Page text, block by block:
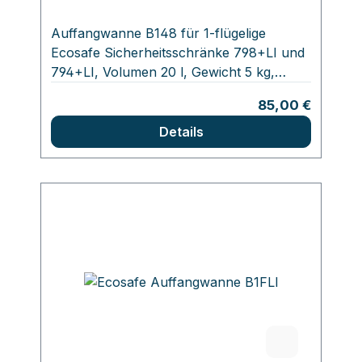
Auffangwanne B148 für 1-flügelige
Ecosafe Sicherheitsschränke 798+LI und
794+LI, Volumen 20 l, Gewicht 5 kg,
Regulärer Preis:
85,00 €
Details